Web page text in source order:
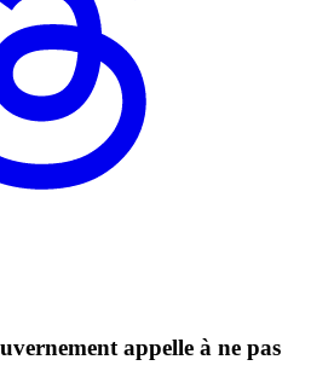
appelle à ne pas